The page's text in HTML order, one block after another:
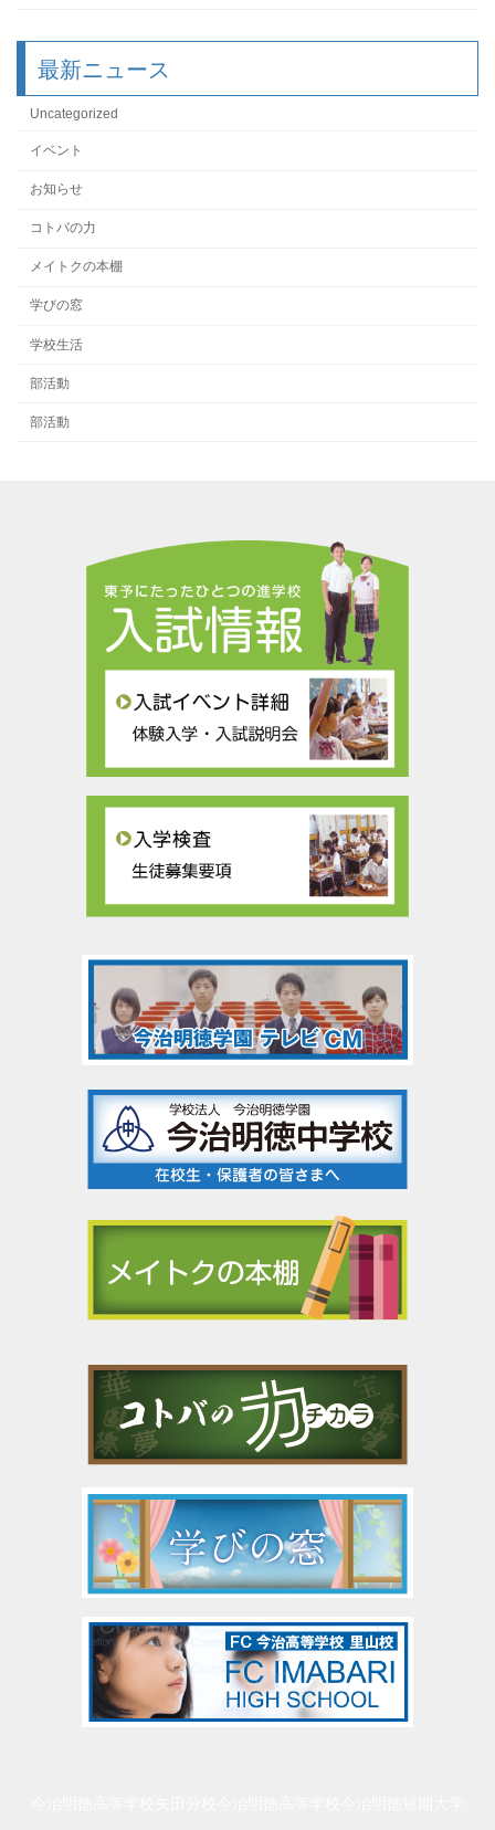
最新ニュース
Uncategorized
イベント
お知らせ
コトバの力
メイトクの本棚
学びの窓
学校生活
部活動
部活動